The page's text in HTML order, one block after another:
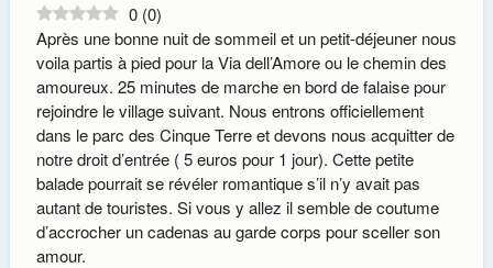
0 (0)
Après une bonne nuit de sommeil et un petit-déjeuner nous
voila partis à pied pour la Via dell’Amore ou le chemin des
amoureux. 25 minutes de marche en bord de falaise pour
rejoindre le village suivant. Nous entrons officiellement
dans le parc des Cinque Terre et devons nous acquitter de
notre droit d’entrée ( 5 euros pour 1 jour). Cette petite
balade pourrait se révéler romantique s’il n’y avait pas
autant de touristes. Si vous y allez il semble de coutume
d’accrocher un cadenas au garde corps pour sceller son
amour.